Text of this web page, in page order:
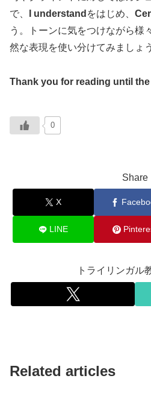
で、
I understand をはじめ、
う。トーンに気をつけながら様
然な表現を使い分けてみましょ
Thank you for reading until
0
Share
X
LINE
トライリンガル
Related articles